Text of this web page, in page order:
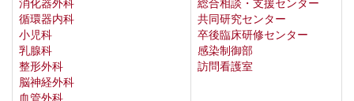
消化器外科
循環器内科
小児科
乳腺科
整形外科
脳神経外科
血管外科
総合相談・支援センター
共同研究センター
卒後臨床研修センター
感染制御部
訪問看護室